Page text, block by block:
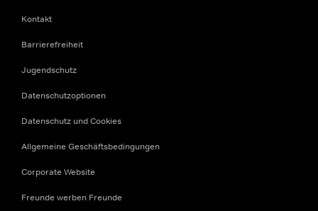
Kontakt
Barrierefreiheit
Jugendschutz
Datenschutzoptionen
Datenschutz und Cookies
Allgemeine Geschäftsbedingungen
Corporate Website
Freunde werben Freunde